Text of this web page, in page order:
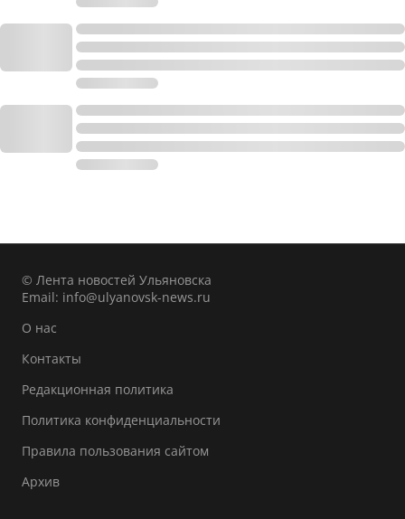
© Лента новостей Ульяновска
Email: info@ulyanovsk-news.ru
О нас
Контакты
Редакционная политика
Политика конфиденциальности
Правила пользования сайтом
Архив